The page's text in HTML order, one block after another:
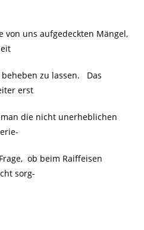
von uns aufgedeckten Mängel,
zu lassen. Das
erst
die nicht unerheblichen
ob beim Raiffeisen
sorg-